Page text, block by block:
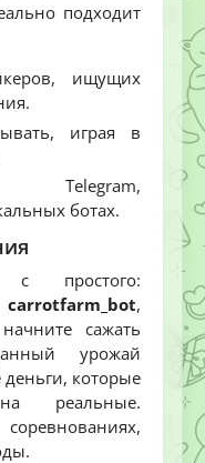
подходит
ищущих
играя в
Telegram,
ботах.
простого:
carrotfarm_bot,
сажать
урожай
которые
реальные.